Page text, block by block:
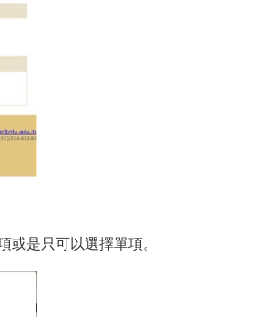
是只可以選擇單項。